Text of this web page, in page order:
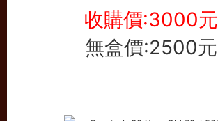
收購價:3000元
無盒價:2500元